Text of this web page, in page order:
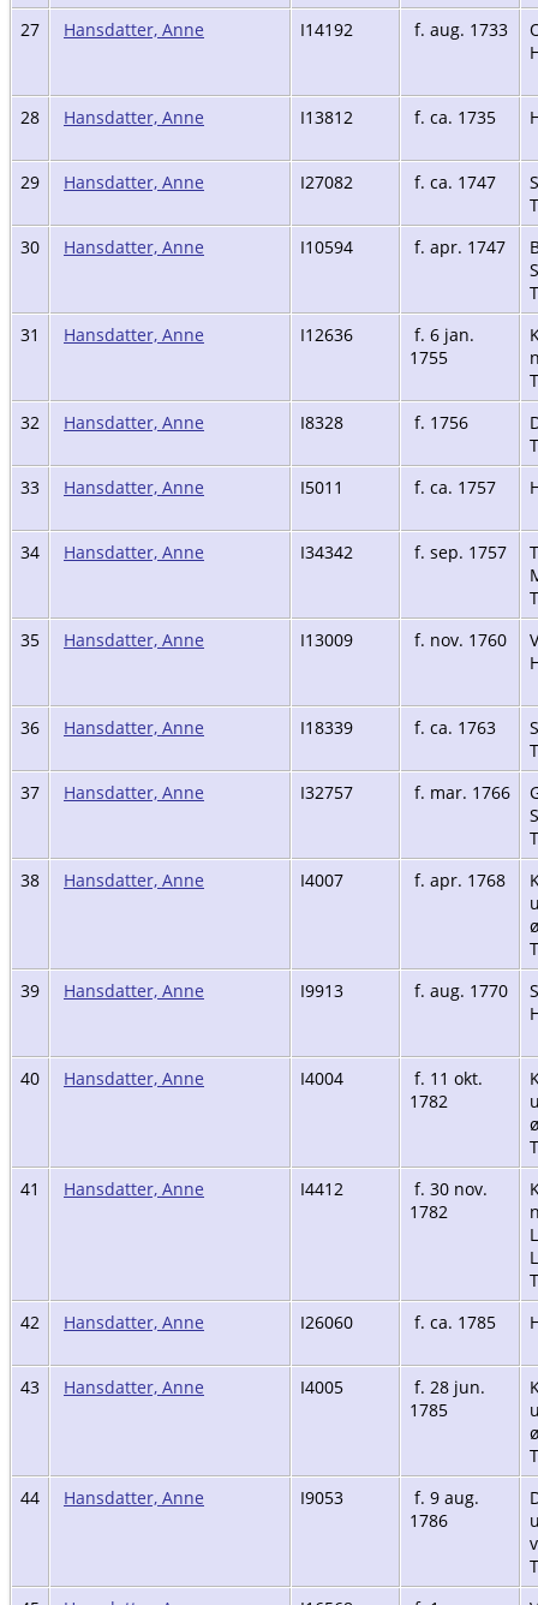
27
Hansdatter, Anne I14192 f. aug. 1733
28 Hansdatter, Anne I13812 f. ca. 1735
29 Hansdatter, Anne I27082 f. ca. 1747
30
Hansdatter, Anne I10594 f. apr. 1747
31
Hansdatter, Anne I12636
f. 6 jan.
1755
32
Hansdatter, Anne I8328 f. 1756
33
Hansdatter, Anne I5011 f. ca. 1757
34 Hansdatter, Anne I34342 f. sep. 1757
35
Hansdatter, Anne I13009 f. nov. 1760
36 Hansdatter, Anne I18339 f. ca. 1763
37
Hansdatter, Anne I32757 f. mar. 1766
38
Hansdatter, Anne I4007 f. apr. 1768
39
Hansdatter, Anne I9913 f. aug. 1770
40 Hansdatter, Anne I4004
f. 11 okt.
1782
41
Hansdatter, Anne I4412
f. 30 nov.
1782
42
Hansdatter, Anne I26060 f. ca. 1785
43 Hansdatter, Anne I4005
f. 28 jun.
1785
44
Hansdatter, Anne I9053
f. 9 aug.
1786